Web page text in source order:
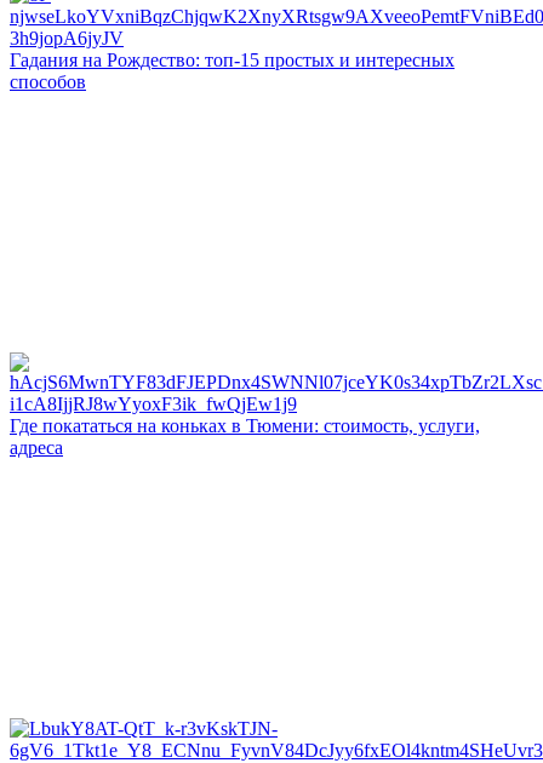
Гадания на Рождество: топ-15 простых и интересных
способов
Где покататься на коньках в Тюмени: стоимость, услуги,
адреса